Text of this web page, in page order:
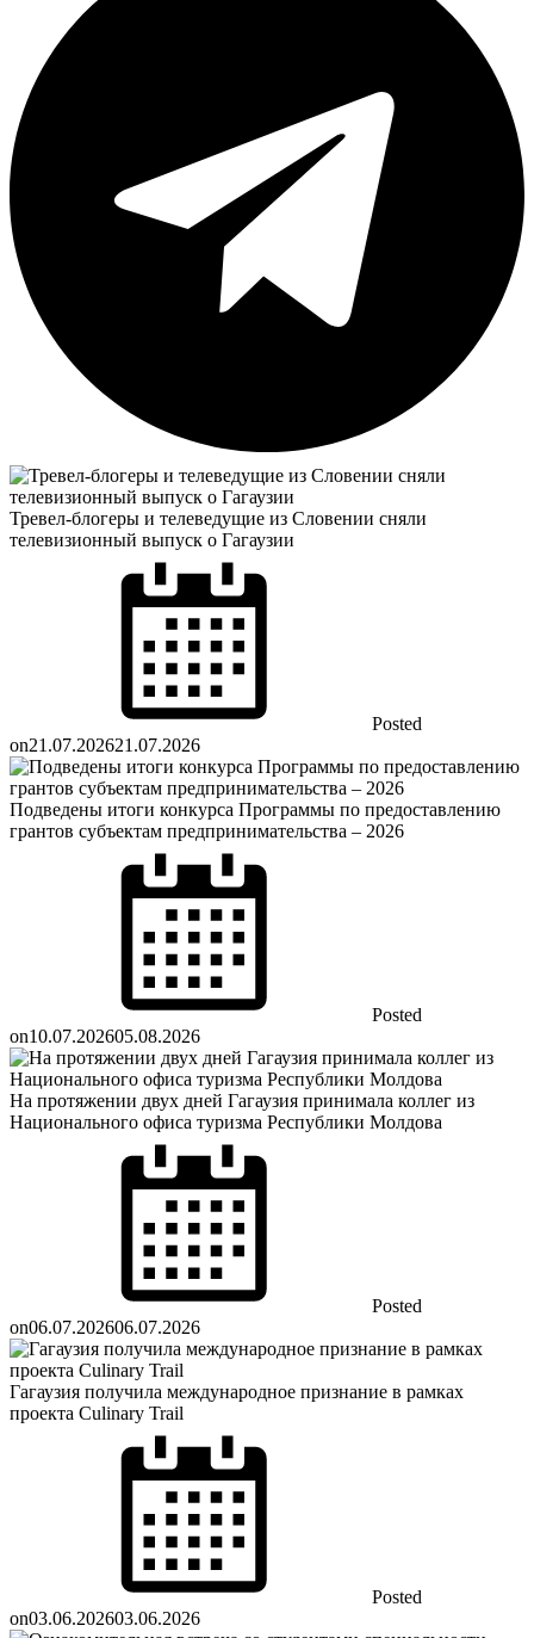
Тревел-блогеры и телеведущие из Словении сняли
телевизионный выпуск о Гагаузии
Posted
on21.07.202621.07.2026
Подведены итоги конкурса Программы по предоставлению
грантов субъектам предпринимательства – 2026
Posted
on10.07.202605.08.2026
На протяжении двух дней Гагаузия принимала коллег из
Национального офиса туризма Республики Молдова
Posted
on06.07.202606.07.2026
Гагаузия получила международное признание в рамках
проекта Culinary Trail
Posted
on03.06.202603.06.2026